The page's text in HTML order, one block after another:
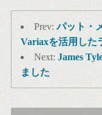
Prev:パット・
Variaxを活用した
Next: James
ました